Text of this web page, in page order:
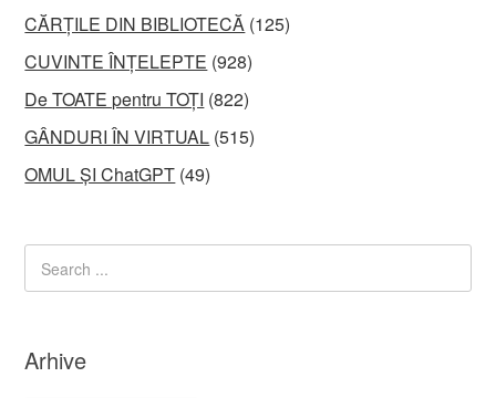
CĂRȚILE DIN BIBLIOTECĂ (125)
CUVINTE ÎNȚELEPTE (928)
De TOATE pentru TOȚI (822)
GÂNDURI ÎN VIRTUAL (515)
OMUL ȘI ChatGPT (49)
Arhive